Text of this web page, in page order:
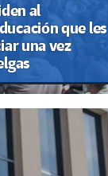
al
que les
una vez